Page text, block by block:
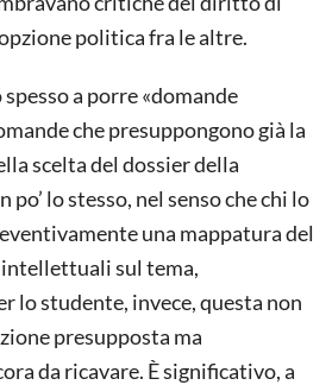
politica fra le altre.
a porre «domande
che presuppongono già la
scelta del dossier della
po’ lo stesso, nel senso che chi lo
una mappatura del
sul tema,
lo studente, invece, questa non
presupposta ma
da ricavare. È significativo, a